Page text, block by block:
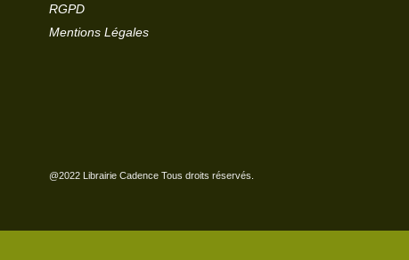
RGPD
Mentions Légales
@2022 Librairie Cadence Tous droits réservés.